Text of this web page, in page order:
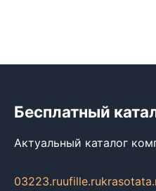
Бесплатный
Актуальный каталог
03223.ruufille.ru